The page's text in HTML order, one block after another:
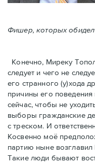
Фишер, которых
Конечно, Миреку
следует и чего не
его странного (у)хода
причины его
сейчас, чтобы не
выборы гражданские
с треском. И
Косвенно моё
партию ныне
Такие люди бывают